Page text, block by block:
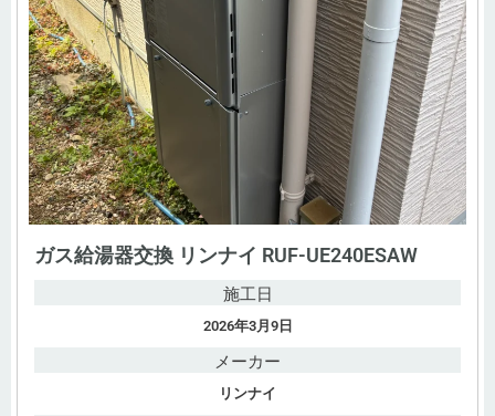
ガス給湯器交換 リンナイ RUF-UE240ESAW
施工日
2026年3月9日
メーカー
リンナイ